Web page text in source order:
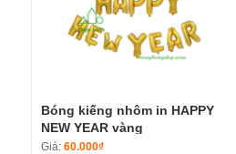
Bóng kiếng nhôm in HAPPY
NEW YEAR vàng
Giá: 60.000₫